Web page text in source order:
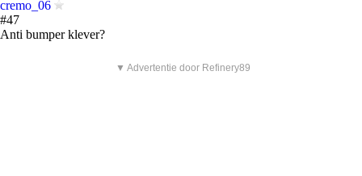
cremo_06
#47
Anti bumper klever?
▼ Advertentie door Refinery89